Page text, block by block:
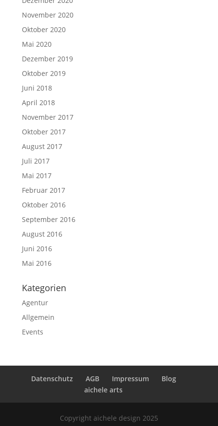
November 2020
Oktober 2020
Mai 2020
Dezember 2019
Oktober 2019
Juni 2018
April 2018
November 2017
Oktober 2017
August 2017
Juli 2017
Mai 2017
Februar 2017
Oktober 2016
September 2016
August 2016
Juni 2016
Mai 2016
Kategorien
Agentur
Allgemein
Events
Datenschutz AGB Impressum
Blog
aichele arts
Copyright aichele design 2025